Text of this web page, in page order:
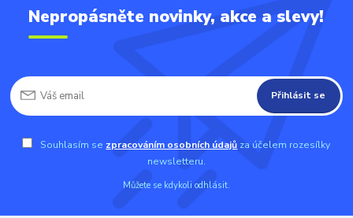
Nepropásněte novinky, akce a slevy!
Přihlásit se
Souhlasím se zpracováním osobních údajů za účelem rozesílky
newsletteru.
Můžete se kdykoli odhlásit.